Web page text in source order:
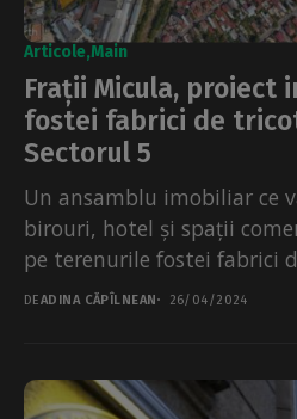
Articole Main
Frații Micula, proiect
fostei fabrici de
Sectorul 5
Un ansamblu imobiliar ce
birouri, hotel și spații
pe terenurile fostei fabrici
din...
DEADINA CĂPÎLNEAN 26/04/2024